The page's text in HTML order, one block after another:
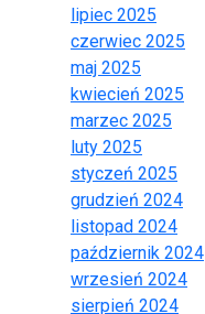
lipiec 2025
czerwiec 2025
maj 2025
kwiecień 2025
marzec 2025
luty 2025
styczeń 2025
grudzień 2024
listopad 2024
październik 2024
wrzesień 2024
sierpień 2024